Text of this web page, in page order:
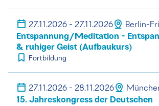
27.11.2026 - 27.11.2026 Berlin-
Entspannung/Meditation -
& ruhiger Geist (Aufbaukurs)
Fortbildung
27.11.2026 - 28.11.2026
15. Jahreskongress der Deutschen